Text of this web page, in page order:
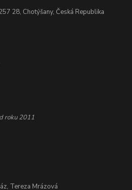
28, Chotýšany, Česká Republika
roku 2011
Tereza Mrázová